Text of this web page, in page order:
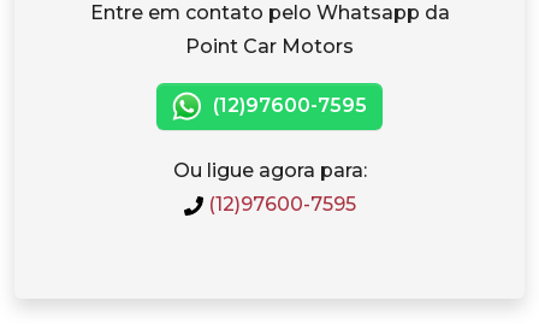
Entre em contato pelo Whatsapp da
Point Car Motors
(12)97600-7595
Ou ligue agora para:
(12)97600-7595